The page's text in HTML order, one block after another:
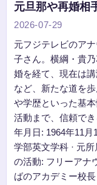
元旦那や再婚相
2026-07-29
元フジテレビのア
子さん。横綱・貴
婚を経て、現在は
など、新たな道を
や学歴といった基
活動まで、信頼で
年月日: 1964年11月
学部英文学科 · 元
の活動: フリーアナ
ばのアカデミー校